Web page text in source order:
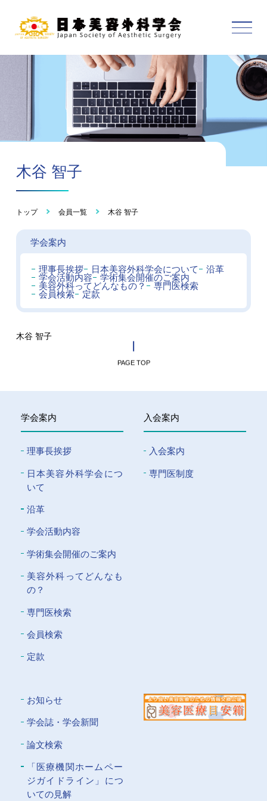
木谷 智子
トップ 会員一覧 木谷 智子
学会案内
理事長挨拶 日本美容外科学会について
沿革
学会活動内容
学術集会開催のご案内
美容外科ってどんなもの？
専門医検索
会員検索
定款
木谷 智子
PAGE TOP
学会案内
理事長挨拶
⽇本美容外科学会につ
いて
沿革
学会活動内容
学術集会開催のご案内
美容外科ってどんなも
の？
専門医検索
会員検索
定款
入会案内
入会案内
専門医制度
お知らせ
学会誌・学会新聞
論文検索
「医療機関ホームペー
ジガイドライン」につ
いての⾒解